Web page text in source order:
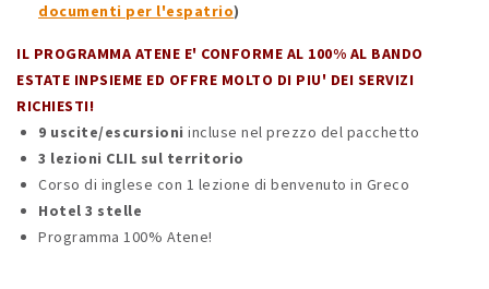
documenti per l'espatrio)
IL PROGRAMMA ATENE E' CONFORME AL 100% AL BANDO
ESTATE INPSIEME ED OFFRE MOLTO DI PIU' DEI SERVIZI
RICHIESTI!
9 uscite/escursioni incluse nel prezzo del pacchetto
3 lezioni CLIL sul territorio
Corso di inglese con 1 lezione di benvenuto in Greco
Hotel 3 stelle
Programma 100% Atene!